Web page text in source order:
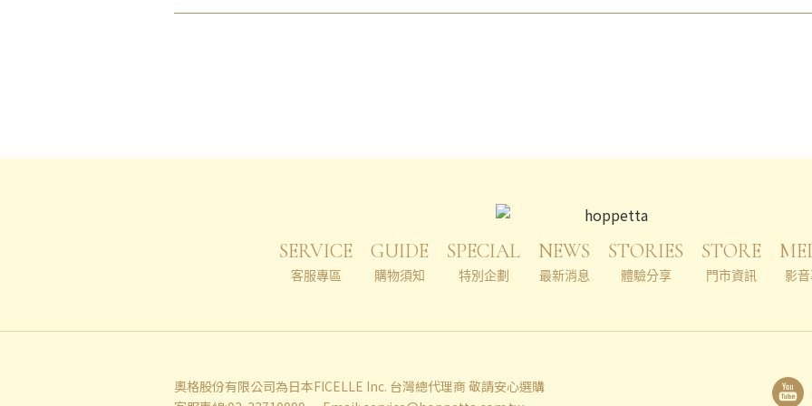
SERVICE
客服專區
GUIDE
購物須知
SPECIAL
特別企劃
NEWS
最新消息
STORIES
體驗分享
STORE
門市資訊 影
奧格股份有限公司為日本FICELLE Inc. 台灣總代理商 敬請安心選購